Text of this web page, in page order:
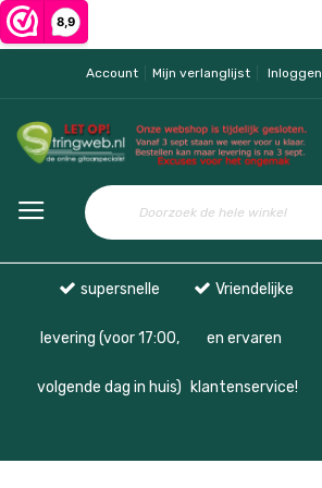
Account Mijn verlanglijst Inloggen
supersnelle
levering (voor 17:00,
volgende dag in huis)
Vriendelijke
en ervaren
klantenservice!